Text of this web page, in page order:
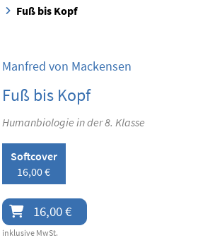
Fuß bis Kopf
Manfred von Mackensen
Fuß bis Kopf
Humanbiologie in der 8. Klasse
Softcover
16,00 €
16,00 €
inklusive MwSt.